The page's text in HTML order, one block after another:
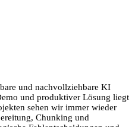
und nachvollziehbare KI
und produktiver Lösung liegt
sehen wir immer wieder
Chunking und